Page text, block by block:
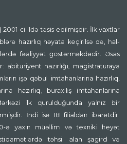
2001-ci ildə təsis edilmişdir. İlk vaxtlar
hazırlıq həyata keçirilsə də, hal-
fəaliyyət göstərməkdədir. Əsas
abituriyent hazırlığı, magistraturaya
işə qəbul imtahanlarına hazırlıq,
hazırlıq, buraxılış imtahanlarına
ilk qurulduğunda yalnız bir
İndi isə 18 filialdan ibarətdir.
ə yaxın müəllim və texniki heyət
təhsil alan şagird və